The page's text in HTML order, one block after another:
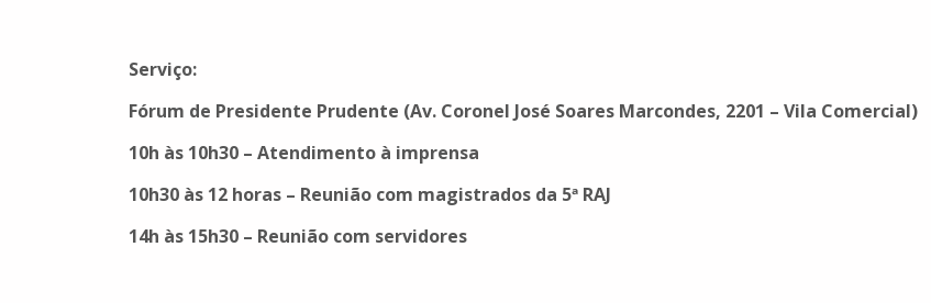
Serviço:
Fórum de Presidente Prudente (Av. Coronel José Soares Marcondes, 2201 – Vila Comercial)
10h às 10h30 – Atendimento à imprensa
10h30 às 12 horas – Reunião com magistrados da 5ª RAJ
14h às 15h30 – Reunião com servidores